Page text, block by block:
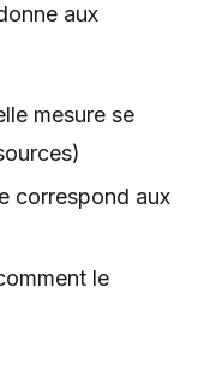
aux
mesure se
correspond aux
le